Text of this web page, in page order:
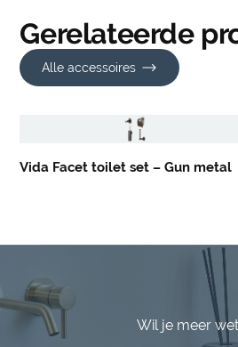
Gerelateerde
Alle accessoires
Vida Facet toilet set – Gun metal
Wil je meer